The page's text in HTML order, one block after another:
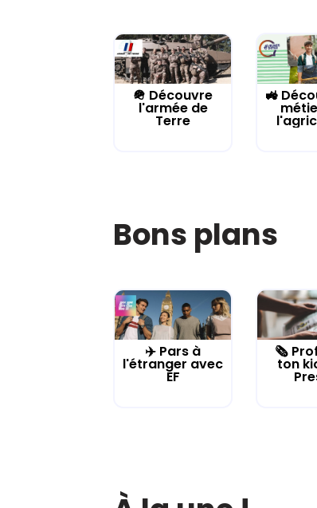
🪖 Découvre
l'armée de
Terre
🚜
Bons plans
✈️ Pars à
l'étranger avec
EF
🗞️
ton